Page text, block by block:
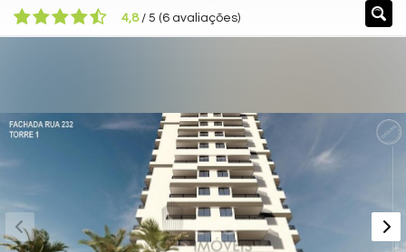
4,8/ 5 (6 avaliações)